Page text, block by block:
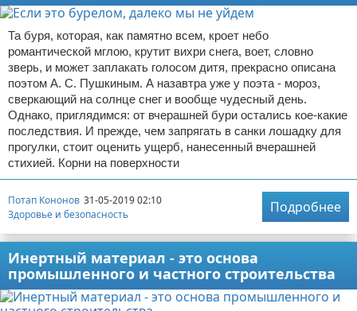
Та буря, которая, как памятно всем, кроет небо
романтической мглою, крутит вихри снега, воет, словно
зверь, и может заплакать голосом дитя, прекрасно описана
поэтом А. С. Пушкиным. А назавтра уже у поэта - мороз,
сверкающий на солнце снег и вообще чудесный день.
Однако, приглядимся: от вчерашней бури остались кое-какие
последствия. И прежде, чем запрягать в санки лошадку для
прогулки, стоит оценить ущерб, нанесенный вчерашней
стихией. Корни на поверхности
Потап Кононов 31-05-2019 02:10
Здоровье и безопасность
Подробнее
Инертный материал - это основа
промышленного и частного строительства